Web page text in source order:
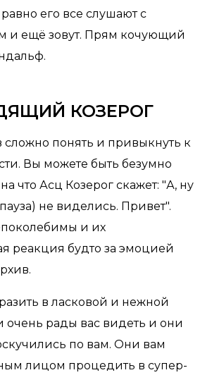
его все слушают с
и ещё зовут. Прям кочующий
КОЗЕРОГ
сложно понять и привыкнуть к
Вы можете быть безумно
что Асц Козерог скажет: "А, ну
не виделись. Привет".
и их
реакция будто за эмоцией
в ласковой и нежной
очень рады вас видеть и они
по вам. Они вам
лицом процедить в супер-